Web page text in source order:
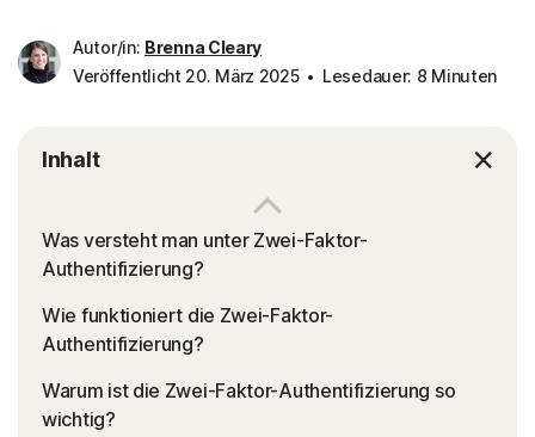
Autor/in: Brenna Cleary
Veröffentlicht 20. März 2025
Lesedauer: 8 Minuten
Inhalt
Was versteht man unter Zwei-Faktor-
Authentifizierung?
Wie funktioniert die Zwei-Faktor-
Authentifizierung?
Warum ist die Zwei-Faktor-Authentifizierung so
wichtig?